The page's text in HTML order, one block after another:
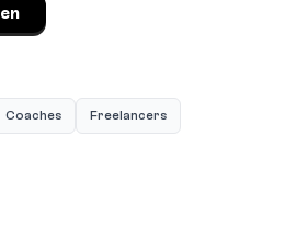
Coaches Freelancers